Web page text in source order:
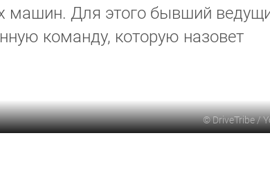
машин. Для этого бывший
команду, которую назовет
©DriveTribe /